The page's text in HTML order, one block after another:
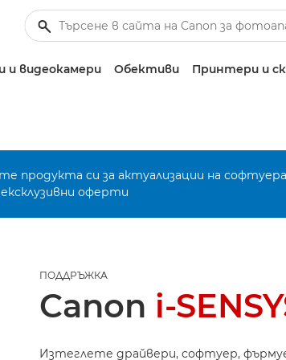
видеокамери Обективи Принтери и
продукта си за актуализации на
оферти
ПОДДРЪЖКА
Canon i-
Изтеглете драйвери, софтуер,